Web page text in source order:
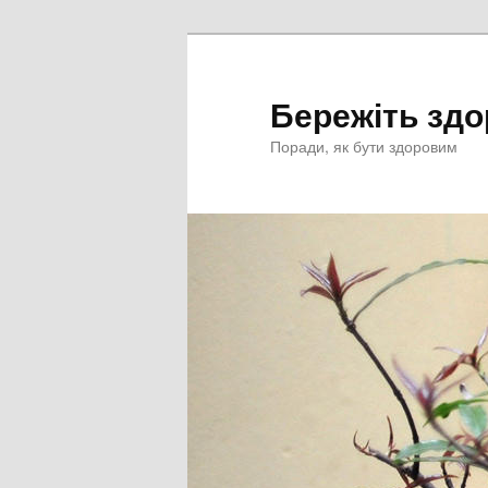
Бережіть
Поради, як бути здоровим